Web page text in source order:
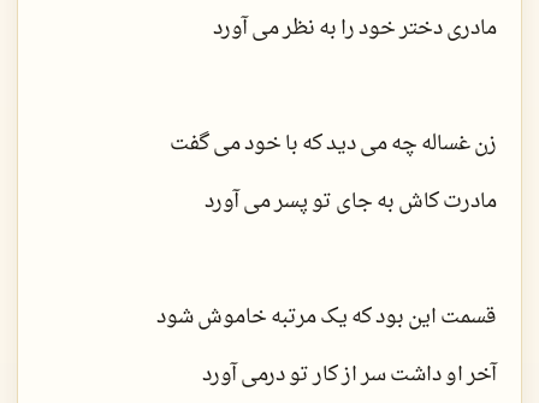
مادری دختر خود را به نظر می آورد
زن غساله چه می دید که با خود می گفت
مادرت کاش به جای تو پسر می آورد
قسمت این بود که یک مرتبه خاموش شود
آخر او داشت سر از کار تو درمی آورد